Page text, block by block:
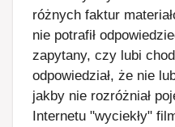
różnych faktur
nie potrafił
zapytany, czy lubi
odpowiedział, że nie
jakby nie rozróżniał
Internetu "wyciekły"